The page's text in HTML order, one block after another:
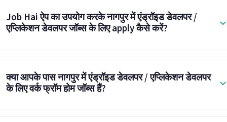
Job Hai ऐप का उपयोग करके नागपुर में एंड्रॉइड डेवलपर /
एप्लिकेशन डेवलपर जॉब्स के लिए apply कैसे करें?
क्या आपके पास नागपुर में एंड्रॉइड डेवलपर / एप्लिकेशन डेवलपर
के लिए वर्क फ्रॉम होम जॉब्स हैं?